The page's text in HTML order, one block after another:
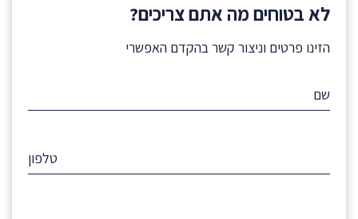
לא בטוחים מה אתם צריכים?
הזינו פרטים וניצור קשר בהקדם האפשרי